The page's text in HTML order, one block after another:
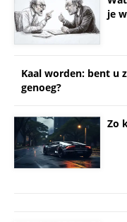
je
Kaal worden: bent u
genoeg?
Zo